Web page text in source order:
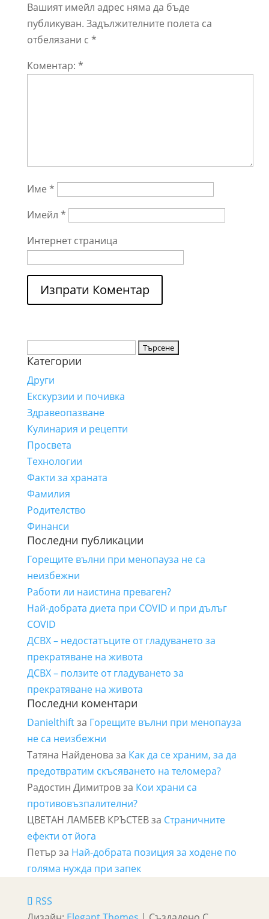
Вашият имейл адрес няма да бъде
публикуван. Задължителните полета са
отбелязани с *
Коментар: *
Име *
Имейл *
Интернет страница
за:
Категории
Други
Екскурзии и почивка
Здравеопазване
Кулинария и рецепти
Просвета
Технологии
Факти за храната
Фамилия
Родителство
Финанси
Последни публикации
Горещите вълни при менопауза не са
неизбежни
Работи ли наистина преваген?
Най-добрата диета при COVID и при дълъг
COVID
ДСВХ – недостатъците от гладуването за
прекратяване на живота
ДСВХ – ползите от гладуването за
прекратяване на живота
Последни коментари
Danielthiftза Горещите вълни при менопауза
не са неизбежни
Татяна Найденова за Как да се храним, за да
предотвратим скъсяването на теломера?
Радостин Димитровза Кои храни са
противовъзпалителни?
ЦВЕТАН ЛАМБЕВ КРЪСТЕВза Страничните
ефекти от йога
Петър за Най-добрата позиция за ходене по
голяма нужда при запек
RSS